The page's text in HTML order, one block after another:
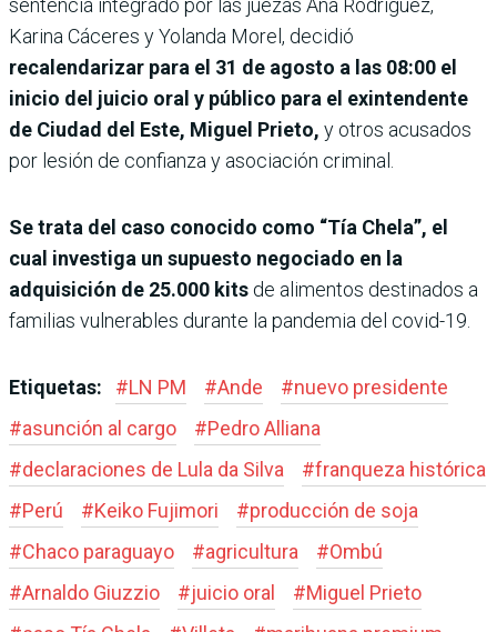
sentencia integrado por las juezas Ana Rodríguez,
Karina Cáceres y Yolanda Morel, decidió
recalendarizar para el 31 de agosto a las 08:00 el
inicio del juicio oral y público para el exintendente
de Ciudad del Este, Miguel Prieto, y otros acusados
por lesión de confianza y asociación criminal.
Se trata del caso conocido como “Tía Chela”, el
cual investiga un supuesto negociado en la
adquisición de 25.000 kits de alimentos destinados a
familias vulnerables durante la pandemia del covid-19.
Etiquetas: #LN PM #Ande #nuevo presidente
#asunción al cargo #Pedro Alliana
#declaraciones de Lula da Silva #franqueza histórica
#Perú #Keiko Fujimori #producción de soja
#Chaco paraguayo #agricultura #Ombú
#Arnaldo Giuzzio #juicio oral #Miguel Prieto